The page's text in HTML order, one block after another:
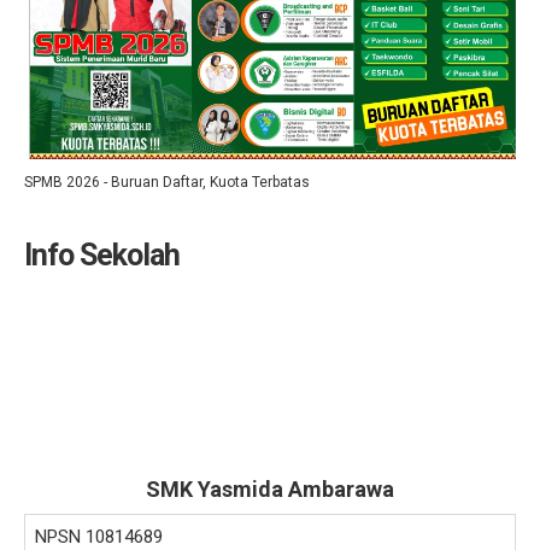
SPMB 2026 - Buruan Daftar, Kuota Terbatas
Info Sekolah
SMK Yasmida Ambarawa
NPSN 10814689